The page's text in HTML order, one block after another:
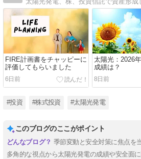
FIRE計画書をチャッピーに
評価してもらいました
6日前
太陽光：2026
成績は？
8日前
#投資 #株式投資 #太陽光発電
このブログのここがポイント
季節変動と安全対策に焦点を
多角的な視点から太陽光発電の成績や安全面